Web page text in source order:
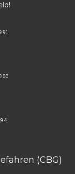
91
00
4
(CBG)